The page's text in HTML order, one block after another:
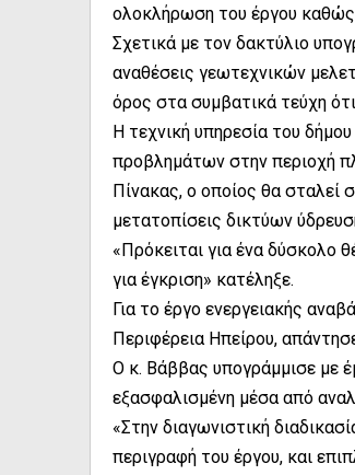
ολοκλήρωση του έργου
Σχετικά με τον δακτύλιο
αναθέσεις γεωτεχνικών
όρος στα συμβατικά τεύχη
Η τεχνική υπηρεσία του
προβλημάτων στην περιοχή
Πίνακας, ο οποίος θα σταλεί
μετατοπίσεις δικτύων
«Πρόκειται για ένα δύσκολο
για έγκριση» κατέληξε.
Για το έργο ενεργειακής
Περιφέρεια Ηπείρου,
Ο κ. Βάββας υπογράμμισε με
εξασφαλισμένη μέσα από
«Στην διαγωνιστική
περιγραφή του έργου, και